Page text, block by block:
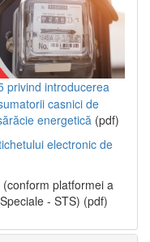
privind introducerea
casnici de
energetică (pdf)
electronic de
(conform platformei a
- STS) (pdf)